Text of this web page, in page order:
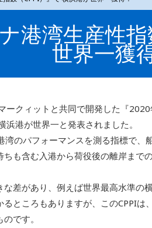
港湾生産性
世界一獲
ークィットと共同で開発した『
港が世界一と発表されました。
湾のパフォーマンスを測る指標で
も含む入港から荷役後の離岸ま
差があり、例えば世界最高水準
ところもありますが、このCPPI
です。